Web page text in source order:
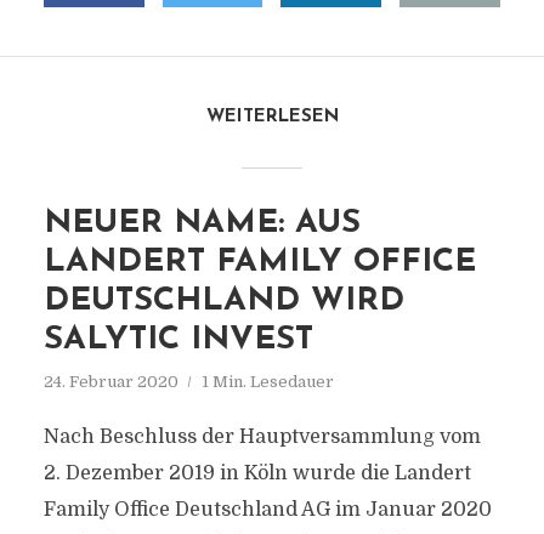
WEITERLESEN
NEUER NAME: AUS
LANDERT FAMILY OFFICE
DEUTSCHLAND WIRD
SALYTIC INVEST
24. Februar 2020 1 Min. Lesedauer
Nach Beschluss der Hauptversammlung vom
2. Dezember 2019 in Köln wurde die Landert
Family Office Deutschland AG im Januar 2020